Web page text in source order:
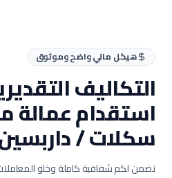
هيكل مالي واضح وموثوق
التكاليف
استقدام عمالة
سكلات /
نضمن لكم شفافية كاملة وخلو